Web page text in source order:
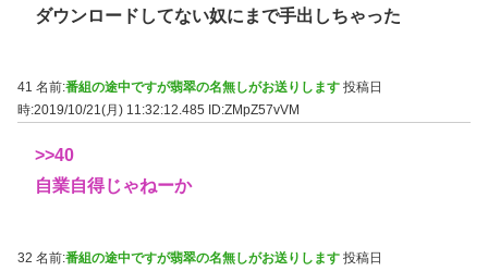
ダウンロードしてない奴にまで手出しちゃった
41 名前:番組の途中ですが翡翠の名無しがお送りします 投稿日
時:2019/10/21(月) 11:32:12.485
ID:ZMpZ57vVM
>>40
自業自得じゃねーか
32 名前:番組の途中ですが翡翠の名無しがお送りします 投稿日